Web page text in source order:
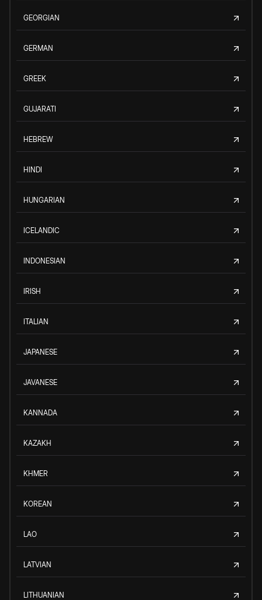
GEORGIAN
GERMAN
GREEK
GUJARATI
HEBREW
HINDI
HUNGARIAN
ICELANDIC
INDONESIAN
IRISH
ITALIAN
JAPANESE
JAVANESE
KANNADA
KAZAKH
KHMER
KOREAN
LAO
LATVIAN
LITHUANIAN